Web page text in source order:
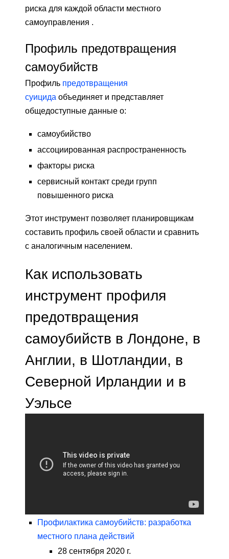
риска для каждой области местного
самоуправления .
Профиль предотвращения
самоубийств
Профиль предотвращения
суицида объединяет и представляет
общедоступные данные о:
самоубийство
ассоциированная распространенность
факторы риска
сервисный контакт среди групп
повышенного риска
Этот инструмент позволяет планировщикам
составить профиль своей области и сравнить
с аналогичным населением.
Как использовать
инструмент профиля
предотвращения
самоубийств в Лондоне, в
Англии, в Шотландии, в
Северной Ирландии и в
Уэльсе
Профилактика самоубийств: разработка
местного плана действий
28 сентября 2020 г.